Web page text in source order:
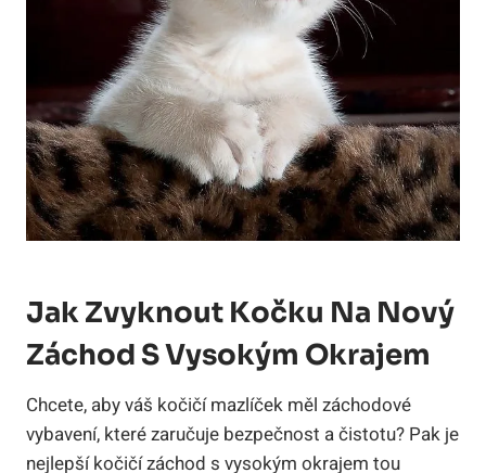
Jak Zvyknout Kočku Na Nový
Záchod S Vysokým Okrajem
Chcete, aby váš kočičí mazlíček měl záchodové
vybavení, které zaručuje bezpečnost a čistotu? Pak je
nejlepší kočičí záchod s vysokým okrajem tou